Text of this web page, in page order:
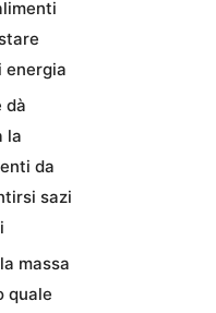
energia
dà
la
da
sazi
massa
quale